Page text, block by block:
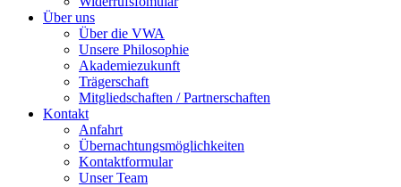
Über uns
Über die VWA
Unsere Philosophie
Akademiezukunft
Trägerschaft
Mitgliedschaften / Partnerschaften
Kontakt
Anfahrt
Übernachtungsmöglichkeiten
Kontaktformular
Unser Team